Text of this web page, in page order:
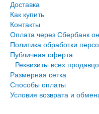
Доставка
Как купить
Контакты
Оплата через Сбербанк
Политика обработки
Публичная оферта
Реквизиты всех
Размерная сетка
Способы оплаты
Условия возврата и